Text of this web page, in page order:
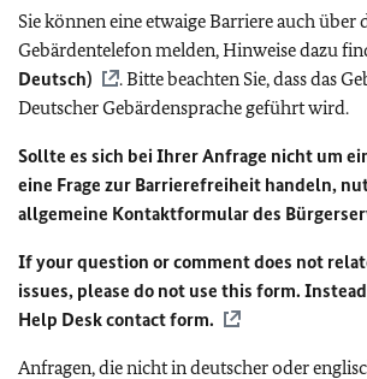
Sie können eine etwaige Barriere auch über
Gebärdentelefon melden, Hinweise dazu
Deutsch)
. Bitte beachten Sie, dass das
Deutscher Gebärdensprache geführt wird.
Sollte es sich bei Ihrer Anfrage nicht um
eine Frage zur Barrierefreiheit handeln,
allgemeine Kontaktformular des
If your question or comment does not
issues, please do not use this form.
Help Desk contact form.
Anfragen, die nicht in deutscher oder